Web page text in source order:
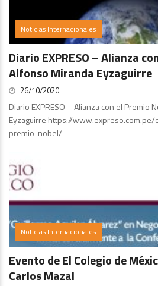
Noticias Internacionales
Diario EXPRESO – Alianza
Alfonso Miranda Eyzaguirre
26/10/2020
Diario EXPRESO – Alianza con el Premio
Eyzaguirre https://
premio-nobel/
Noticias Internacionales
Evento de El Colegio de
Carlos Mazal